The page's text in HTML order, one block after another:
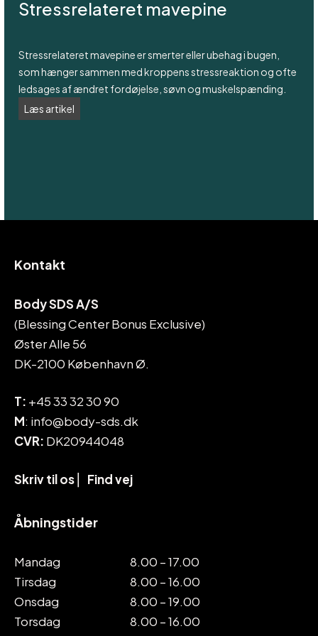
Stressrelateret mavepine
Stressrelateret mavepine er smerter eller ubehag i bugen,
som hænger sammen med kroppens stressreaktion og ofte
ledsages af ændret fordøjelse, søvn og muskelspænding.
Læs artikel
Kontakt
Body SDS A/S
(Blessing Center Bonus Exclusive)
Øster Alle 56
DK-2100 København Ø.
T: +45 33 32 30 90
M: info@body-sds.dk
CVR: DK20944048
Skriv til os Find vej
Åbningstider
Mandag
8.00 – 17.00
Tirsdag
8.00 – 16.00
Onsdag
8.00 – 19.00
Torsdag
8.00 – 16.00